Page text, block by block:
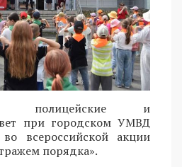
полицейские и
при городском УМВД
всероссийской акции
порядка».